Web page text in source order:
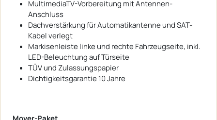
MultimediaTV-Vorbereitung mit Antennen-
Anschluss
Dachverstärkung für Automatikantenne und SAT-
Kabel verlegt
Markisenleiste linke und rechte Fahrzeugseite, inkl.
LED-Beleuchtung auf Türseite
TÜV und Zulassungspapier
Dichtigkeitsgarantie 10 Jahre